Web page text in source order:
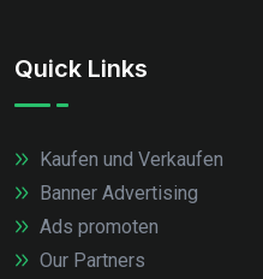
Quick Links
Kaufen und Verkaufen
Banner Advertising
Ads promoten
Our Partners